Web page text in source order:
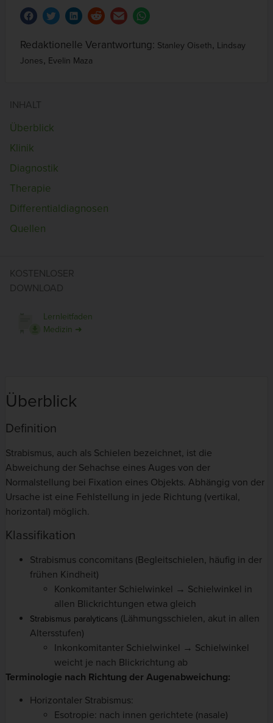
Redaktionelle Verantwortung: Stanley Oiseth, Lindsay
Jones, Evelin Maza
INHALT
Überblick
Klinik
Diagnostik
Therapie
Differentialdiagnosen
Quellen
KOSTENLOSER
DOWNLOAD
Lernleitfaden
Medizin ➜
Überblick
Definition
Strabismus, auch als Schielen bezeichnet, ist die
Abweichung der Sehachse eines Auges von der
Normalstellung bei Fixation eines Objekts. Abhängig von der
Ursache ist eine Fehlstellung in jede Richtung (vertikal,
horizontal) möglich.
Klassifikation
Strabismus concomitans (Begleitschielen, häufig in der
frühen Kindheit)
Konkomitanter Schielwinkel → Schielwinkel in
allen Blickrichtungen etwa gleich
Strabismus paralyticans (Lähmungsschielen, akut in allen
Altersstufen)
Inkonkomitanter Schielwinkel → Schielwinkel
weicht je nach Blickrichtung ab
Terminologie nach Richtung der Augenabweichung:
Horizontaler Strabismus:
Esotropie: nach innen gerichtete (nasale)